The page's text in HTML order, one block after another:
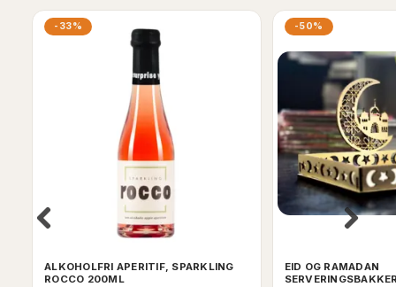
-33%
ALKOHOLFRI APERITIF, SPARKLING
ROCCO 200ML
-50%
EID OG RAMADAN